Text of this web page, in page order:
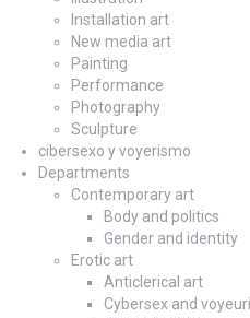
Installation art
New media art
Painting
Performance
Photography
Sculpture
cibersexo y voyerismo
Departments
Contemporary art
Body and politics
Gender and identity
Erotic art
Anticlerical art
Cybersex and